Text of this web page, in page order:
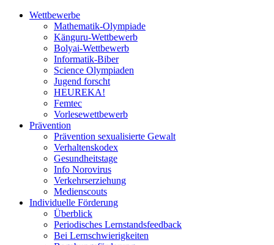
Wettbewerbe
Mathematik-Olympiade
Känguru-Wettbewerb
Bolyai-Wettbewerb
Informatik-Biber
Science Olympiaden
Jugend forscht
HEUREKA!
Femtec
Vorlesewettbewerb
Prävention
Prävention sexualisierte Gewalt
Verhaltenskodex
Gesundheitstage
Info Norovirus
Verkehrserziehung
Medienscouts
Individuelle Förderung
Überblick
Periodisches Lernstandsfeedback
Bei Lernschwierigkeiten